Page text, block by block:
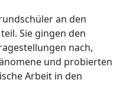
an den
Sie gingen den
nach,
und probierten
Arbeit in den